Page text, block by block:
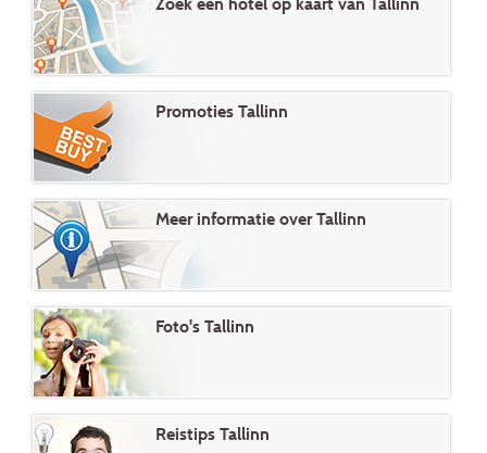
Zoek een hotel op kaart van Tallinn
Promoties Tallinn
Meer informatie over Tallinn
Foto's Tallinn
Reistips Tallinn